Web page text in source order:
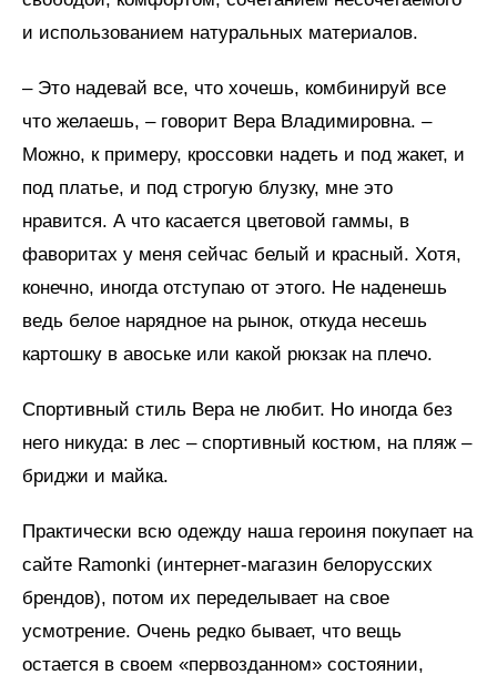
и использованием натуральных материалов.
– Это надевай все, что хочешь, комбинируй все
что желаешь, – говорит Вера Владимировна. –
Можно, к примеру, кроссовки надеть и под жакет, и
под платье, и под строгую блузку, мне это
нравится. А что касается цветовой гаммы, в
фаворитах у меня сейчас белый и красный. Хотя,
конечно, иногда отступаю от этого. Не наденешь
ведь белое нарядное на рынок, откуда несешь
картошку в авоське или какой рюкзак на плечо.
Спортивный стиль Вера не любит. Но иногда без
него никуда: в лес – спортивный костюм, на пляж –
бриджи и майка.
Практически всю одежду наша героиня покупает на
сайте Ramonki (интернет-магазин белорусских
брендов), потом их переделывает на свое
усмотрение. Очень редко бывает, что вещь
остается в своем «первозданном» состоянии,